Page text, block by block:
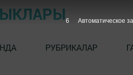
РУБРИКАЛАР
6 Автоматическое